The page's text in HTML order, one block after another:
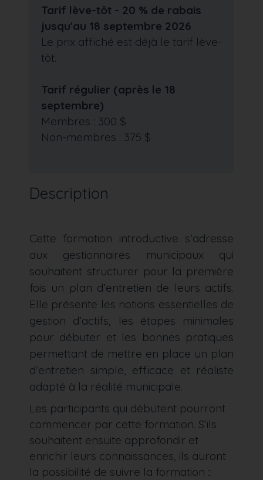
Tarif lève-tôt - 20 % de rabais
jusqu'au 18 septembre 2026
Le prix affiché est déjà le tarif lève-
tôt.
Tarif régulier (après le 18
septembre)
Membres : 300 $
Non-membres : 375 $
Description
Cette formation introductive s’adresse
aux gestionnaires municipaux qui
souhaitent structurer pour la première
fois un plan d’entretien de leurs actifs.
Elle présente les notions essentielles de
gestion d’actifs, les étapes minimales
pour débuter et les bonnes pratiques
permettant de mettre en place un plan
d’entretien simple, efficace et réaliste
adapté à la réalité municipale.
Les participants qui débutent pourront
commencer par cette formation. S’ils
souhaitent ensuite approfondir et
enrichir leurs connaissances, ils auront
la possibilité de suivre la formation :